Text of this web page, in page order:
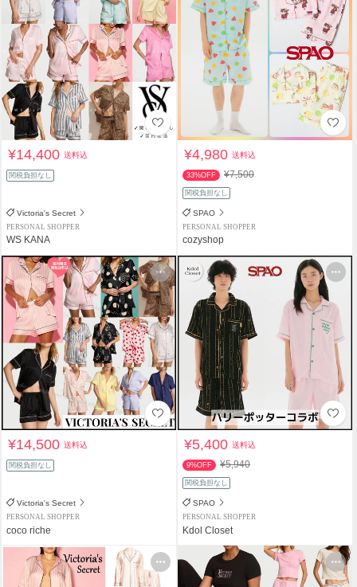
¥14,400送料込
関税負担なし
Victoria's Secret
PERSONAL SHOPPER
WS KANA
¥4,980送料込
33%OFF ¥7,500
関税負担なし
SPAO
PERSONAL SHOPPER
cozyshop
¥14,500送料込
関税負担なし
Victoria's Secret
PERSONAL SHOPPER
coco riche
¥5,400送料込
9%OFF ¥5,940
関税負担なし
SPAO
PERSONAL SHOPPER
Kdol Closet